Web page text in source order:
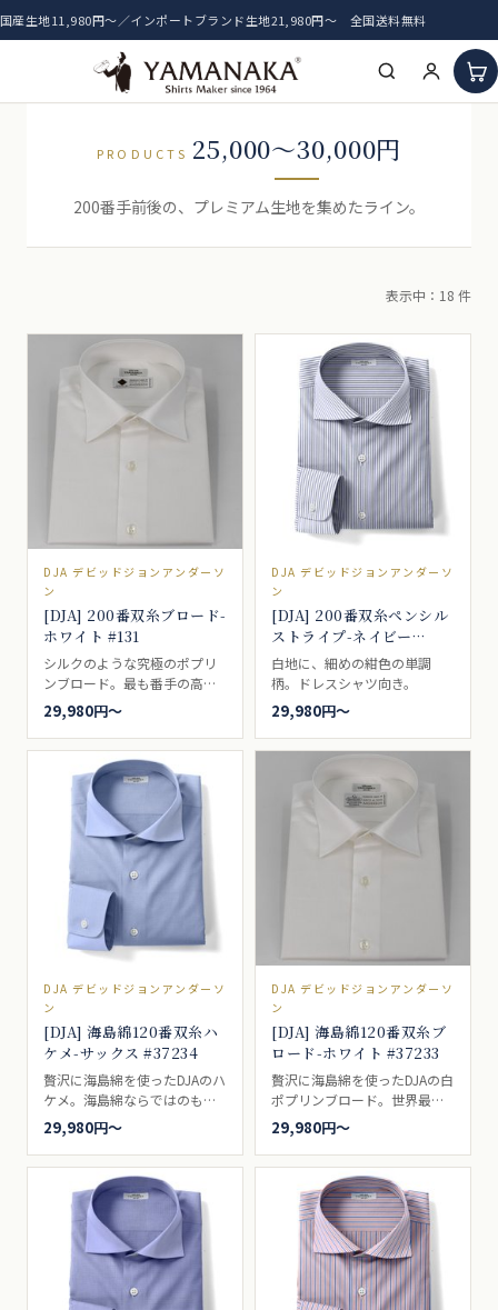
国産生地11,980円〜／インポートブランド生地21,980円〜 全国送料無料
PRODUCTS 25,000～30,000円
200番手前後の、プレミアム生地を集めたライン。
表示中：18 件
DJA デビッドジョンアンダーソ
ン
[DJA] 200番双糸ブロード-
ホワイト #131
シルクのような究極のポプリ
ンブロード。最も番手の高い
200番手のつるつるの肌触りと
光沢感をご希望の方に、最上
のシャツ生地をお届けしま
す。普段着としてはデリケー
トすぎるので、特別な日や、
人前に出るときにご着用くだ
さい。完全ドレスシャツ向き
のシャツ生地です。ブロード
とも、ポプリンとも呼ばれる
いわゆる、普通の白無地。一
枚は持っていたい、シャツの
基本です。ドレスシャツ向
き。
29,980円〜
DJA デビッドジョンアンダーソ
ン
[DJA] 200番双糸ペンシル
ストライプ-ネイビー
#39528
白地に、細めの紺色の単調
柄。ドレスシャツ向き。
29,980円〜
DJA デビッドジョンアンダーソ
ン
[DJA] 海島綿120番双糸ハ
ケメ-サックス #37234
贅沢に海島綿を使ったDJAのハ
ケメ。海島綿ならではのもっ
ちり感を、上等な織機で丹念
に仕上げた一枚です。ドレス
シャツ向き。
29,980円〜
DJA デビッドジョンアンダーソ
ン
[DJA] 海島綿120番双糸ブ
ロード-ホワイト #37233
贅沢に海島綿を使ったDJAの白
ポプリンブロード。世界最高
の海島綿を惜しげもなく使
い、究極の白ポプリンブロー
ドを作り上げました。海島綿
ならではのもっちり感を、上
等な織機で丹念に仕上げた一
枚です。ブロードとも、ポプ
リンとも呼ばれるいわゆる、
普通の白無地。一枚は持って
いたい、シャツの基本です。
ドレスシャツ向き。
29,980円〜